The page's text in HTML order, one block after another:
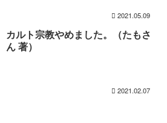
2021.05.09
カルト宗教やめました。（たもさ
ん 著）
2021.02.07